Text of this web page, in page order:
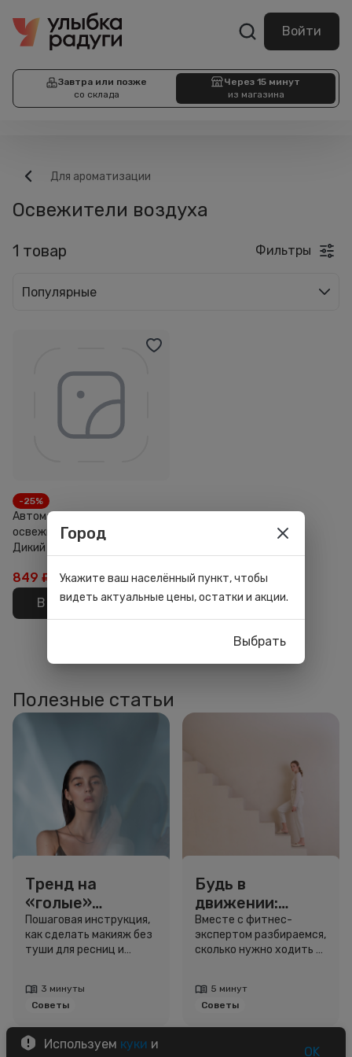
Войти
Завтра или позже
со склада
Через 15 минут
из магазина
Для ароматизации
Освежители воздуха
1 товар Фильтры
Популярные
-25%
Автоматический
освежитель воздуха Air wick
Дикий гранат 250мл
849 ₽
1 190 ₽
В корзину
Полезные статьи
Тренд на
«голые»
ресницы: как
выглядеть
свежо, не
Пошаговая инструкция,
как сделать макияж без
туши для ресниц и
3 минуты
Советы
Будь в
движении:
сколько нужно
шагов для
красоты и
Вместе с фитнес-
экспертом разбираемся,
сколько нужно ходить и
5 минут
Советы
Используем куки и
OK
Город
Укажите ваш населённый пункт, чтобы
видеть актуальные цены, остатки и акции.
Выбрать